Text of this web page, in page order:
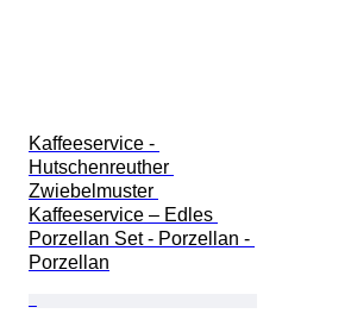
Kaffeeservice -
Hutschenreuther
Zwiebelmuster
Kaffeeservice – Edles
Porzellan Set - Porzellan -
Porzellan